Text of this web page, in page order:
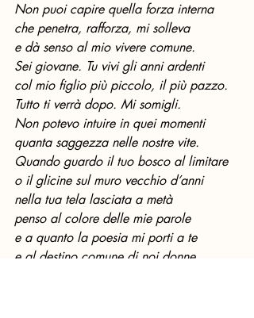
Non puoi capire quella forza interna
che penetra, rafforza, mi solleva
e dà senso al mio vivere comune.
Sei giovane. Tu vivi gli anni ardenti
col mio figlio più piccolo, il più pazzo.
Tutto ti verrà dopo. Mi somigli.
Non potevo intuire in quei momenti
quanta saggezza nelle nostre vite.
Quando guardo il tuo bosco al limitare
o il glicine sul muro vecchio d’anni
nella tua tela lasciata a metà
penso al colore delle mie parole
e a quanto la poesia mi porti a te
e al destino comune di noi donne.